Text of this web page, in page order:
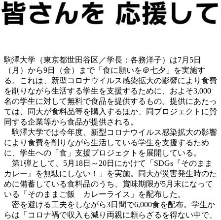
駒澤大学（東京都世田谷区／学長：各務洋子）は7月5日
（月）から9日（金）まで「食に願いを＠七夕」を実施す
る。これは、新型コロナウイルス感染拡大の影響により食費
を削りながら生活する学生を支援するために、およそ3,000
名の学生に対して無料で食品を提供するもの。提供にあたっ
ては、同大が食料品等を購入するほか、同プロジェクトに賛
同する企業等から食品が提供される。
駒澤大学では今年度、新型コロナウイルス感染拡大の影響
により食費を削りながら生活している学生を支援するため
に、学生への「食」支援プロジェクトを展開している。
第1弾として、5月18日～20日にかけて「SDGs『そのまま
カレー』を無駄にしない！」を実施。同大が災害発生時のた
めに備蓄している食料品のうち、賞味期限が5月末になって
いる「そのままご飯 カレーライス」を配布した。
密を避ける工夫をしながら3日間で6,000食を配布。学生か
らは「コロナ禍で収入も減り両親に頼らざるを得ない中で、